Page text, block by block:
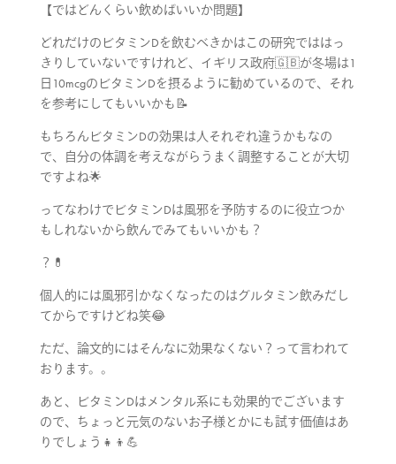
【ではどんくらい飲めばいいか問題】
どれだけのビタミンDを飲むべきかはこの研究でははっ
きりしていないですけれど、イギリス政府🇬🇧が冬場は1
日10mcgのビタミンDを摂るように勧めているので、それ
を参考にしてもいいかも📝
もちろんビタミンDの効果は人それぞれ違うかもなの
で、自分の体調を考えながらうまく調整することが大切
ですよね🌟
ってなわけでビタミンDは風邪を予防するのに役立つか
もしれないから飲んでみてもいいかも？
？💊
個人的には風邪引かなくなったのはグルタミン飲みだし
てからですけどね笑😂
ただ、論文的にはそんなに効果なくない？って言われて
おります。。
あと、ビタミンDはメンタル系にも効果的でございます
ので、ちょっと元気のないお子様とかにも試す価値はあ
りでしょう👧👦💪